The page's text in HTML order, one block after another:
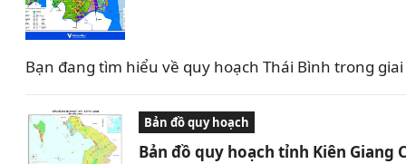
Bạn đang tìm hiểu về quy hoạch Thái Bình trong
Bản đồ quy hoạch
Bản đồ quy hoạch tỉnh Kiên Giang